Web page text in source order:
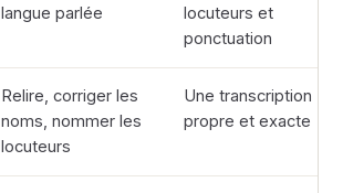
langue parlée
locuteurs et
ponctuation
Relire, corriger les
noms, nommer les
locuteurs
Une transcription
propre et exacte